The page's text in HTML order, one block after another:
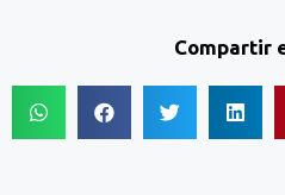
Compartir